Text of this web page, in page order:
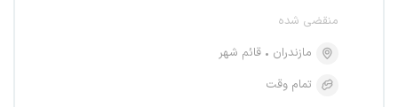
منقضی شده
مازندران
قائم شهر
تمام وقت